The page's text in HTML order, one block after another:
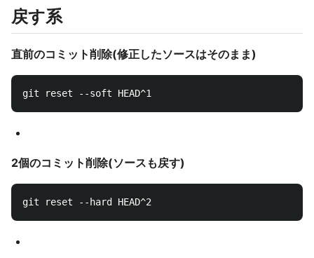
戻す系
直前のコミット削除(修正したソースはそのまま)
2個のコミット削除(ソースも戻す)